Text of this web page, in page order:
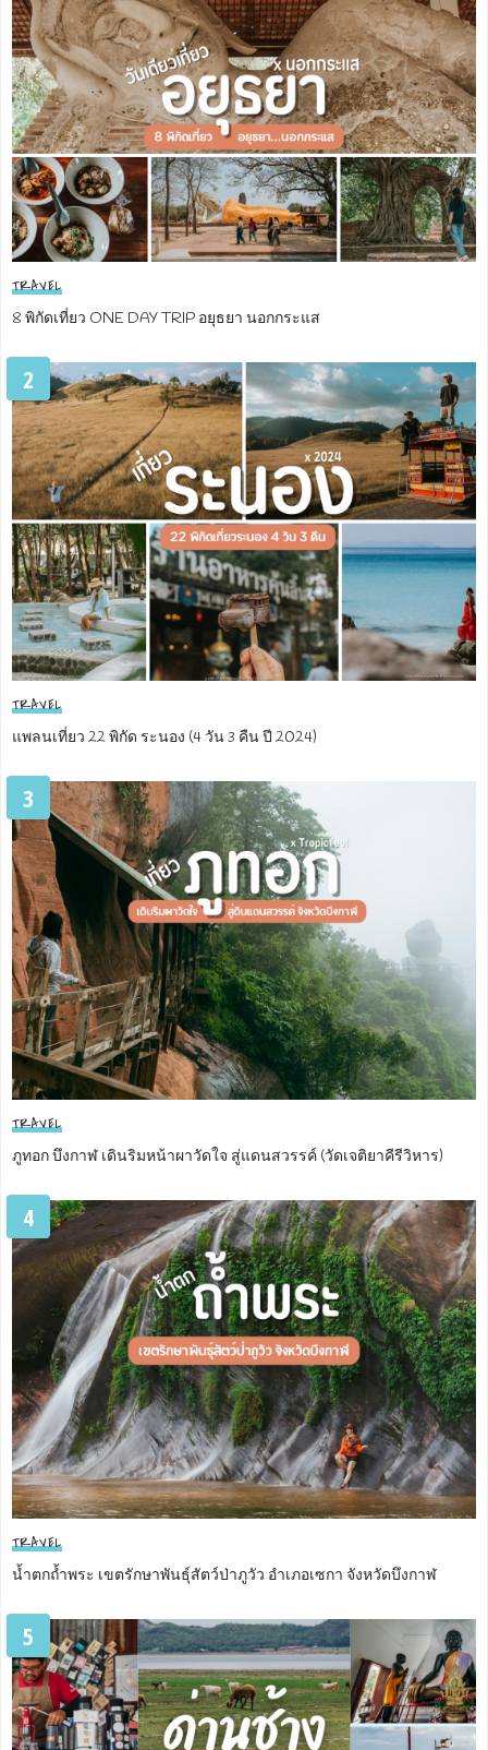
TRAVEL
8 พิกัดเที่ยว ONE DAY TRIP อยุธยา นอกกระแส
2
TRAVEL
แพลนเที่ยว 22 พิกัด ระนอง (4 วัน 3 คืน ปี 2024)
3
TRAVEL
ภูทอก บึงกาฬ เดินริมหน้าผาวัดใจ สู่แดนสวรรค์ (วัดเจติยาคีรีวิหาร)
4
TRAVEL
น้ำตกถ้ำพระ เขตรักษาพันธุ์สัตว์ป่าภูวัว อำเภอเซกา จังหวัดบึงกาฬ
5